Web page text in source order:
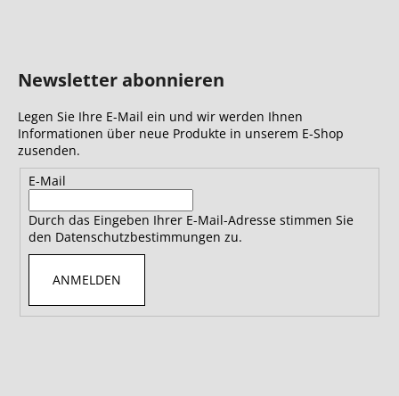
Newsletter abonnieren
Legen Sie Ihre E-Mail ein und wir werden Ihnen
Informationen über neue Produkte in unserem E-Shop
zusenden.
E-Mail
Durch das Eingeben Ihrer E-Mail-Adresse stimmen Sie
den Datenschutzbestimmungen zu.
ANMELDEN